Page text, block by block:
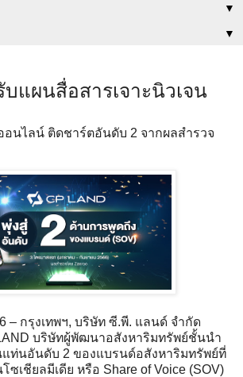
▼
▼
บแผนสื่อสารเจาะนิวเจน
นไลน์ ติดชาร์ตอันดับ 2 จากผลสำรวจ
– กรุงเทพฯ, บริษัท ซี.พี. แลนด์ จำกัด
บริษัทผู้พัฒนาอสังหาริมทรัพย์ชั้นนำ
แท่นอันดับ 2 ของแบรนด์อสังหาริมทรัพย์ที่
เชียลมีเดีย หรือ Share of Voice (SOV)